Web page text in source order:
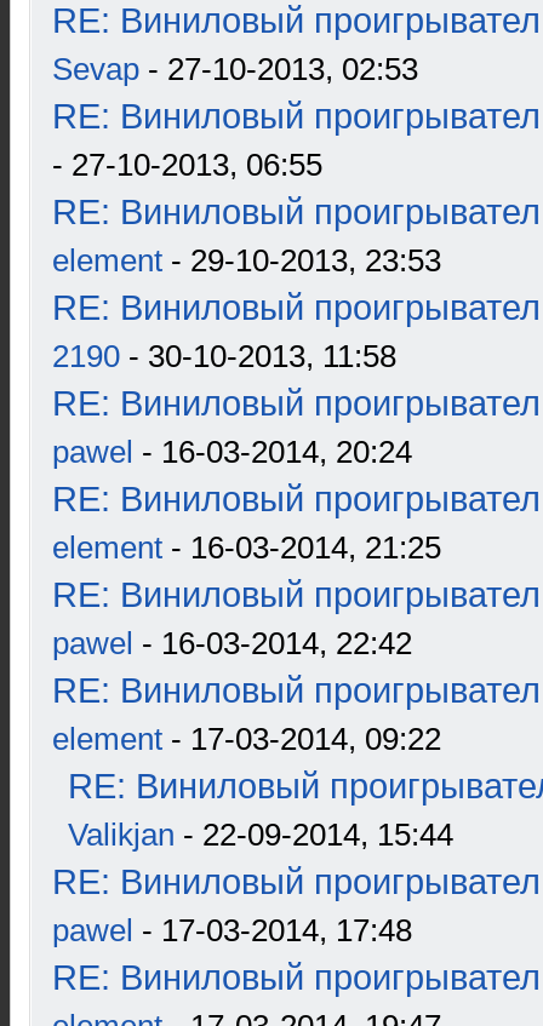
RE: Виниловый
Sevap - 27-10-2013, 02:53
RE: Виниловый
- 27-10-2013, 06:55
RE: Виниловый
element - 29-10-2013, 23:53
RE: Виниловый
2190 - 30-10-2013, 11:58
RE: Виниловый
pawel - 16-03-2014, 20:24
RE: Виниловый
element - 16-03-2014, 21:25
RE: Виниловый
pawel - 16-03-2014, 22:42
RE: Виниловый
element - 17-03-2014, 09:22
RE: Виниловый
Valikjan - 22-09-2014, 15:44
RE: Виниловый
pawel - 17-03-2014, 17:48
RE: Виниловый